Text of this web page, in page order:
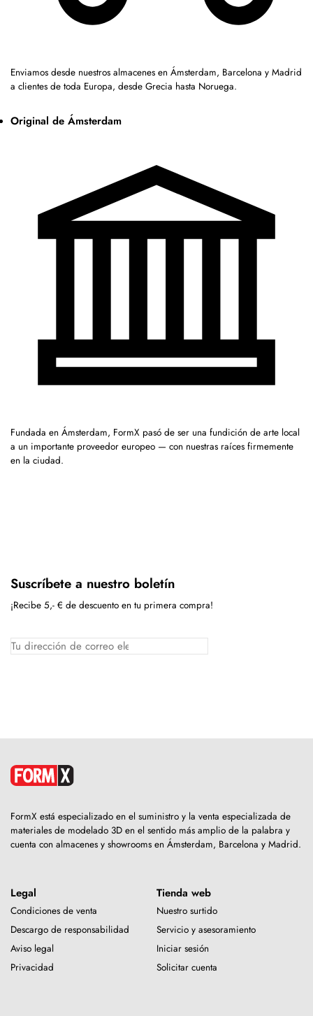
Enviamos desde nuestros almacenes en Ámsterdam, Barcelona y Madrid
a clientes de toda Europa, desde Grecia hasta Noruega.
Original de Ámsterdam
Fundada en Ámsterdam, FormX pasó de ser una fundición de arte local
a un importante proveedor europeo — con nuestras raíces firmemente
en la ciudad.
Suscríbete a nuestro boletín
¡Recibe 5,- € de descuento en tu primera compra!
FormX está especializado en el suministro y la venta especializada de
materiales de modelado 3D en el sentido más amplio de la palabra y
cuenta con almacenes y showrooms en Ámsterdam, Barcelona y Madrid.
Legal
Condiciones de venta
Descargo de responsabilidad
Aviso legal
Privacidad
Tienda web
Nuestro surtido
Servicio y asesoramiento
Iniciar sesión
Solicitar cuenta